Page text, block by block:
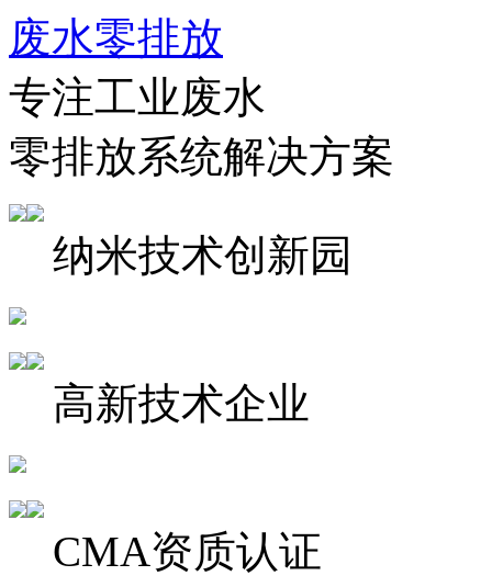
废水零排放
专注工业废水
零排放系统解决方案
纳米技术创新园
高新技术企业
CMA资质认证